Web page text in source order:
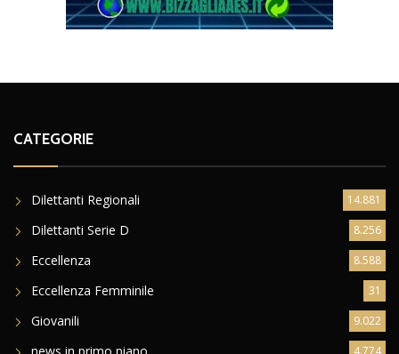
CATEGORIE
Dilettanti Regionali 14.881
Dilettanti Serie D 8.256
Eccellenza 8.588
Eccellenza Femminile 31
Giovanili 9.022
4.774